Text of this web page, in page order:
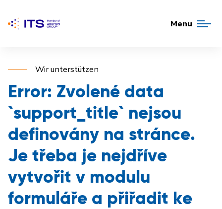
Menu
Wir unterstützen
Error: Zvolené data
`support_title` nejsou
definovány na stránce.
Je třeba je nejdříve
vytvořit v modulu
formuláře a přiřadit ke